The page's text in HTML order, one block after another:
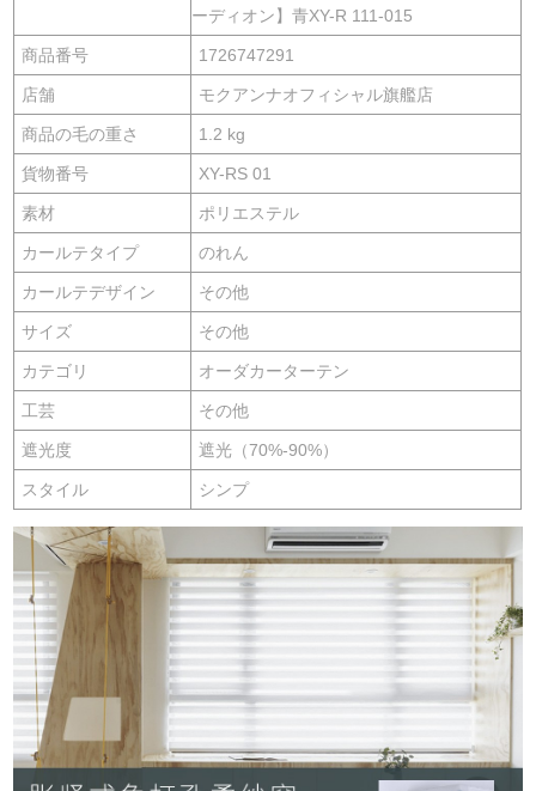
ーディオン】青XY-R 111-015
商品番号 1726747291
店舗 モクアンナオフィシャル旗艦店
商品の毛の重さ 1.2 kg
貨物番号 XY-RS 01
素材 ポリエステル
カールテタイプ のれん
カールテデザイン その他
サイズ その他
カテゴリ オーダカーターテン
工芸 その他
遮光度 遮光（70%-90%）
スタイル シンプ